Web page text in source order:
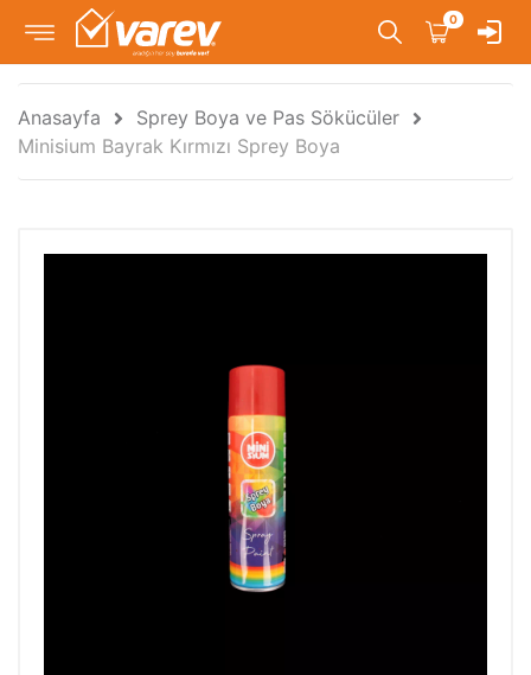
0
Anasayfa
Sprey Boya ve Pas Sökücüler
Minisium Bayrak Kırmızı Sprey Boya